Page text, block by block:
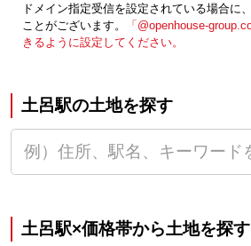
ドメイン指定受信を設定されている場合に
ことがございます。
「@openhouse-
きるように設定してください。
土呂駅の土地を探す
土呂駅×価格帯から土地を探す